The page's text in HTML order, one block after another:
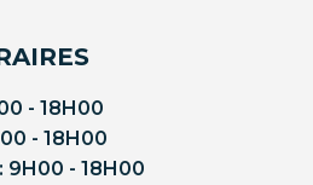
- 18H00
- 18H00
9H00 - 18H00